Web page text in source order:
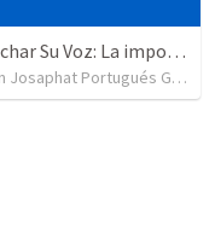
•1,081 views•1:25:34
Escuchar Su Voz: La importancia de la Palabra en la vida diaria
Jason Josaphat Portugués Gutiérrez